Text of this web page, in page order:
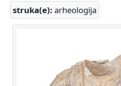
struka(e): arheologija